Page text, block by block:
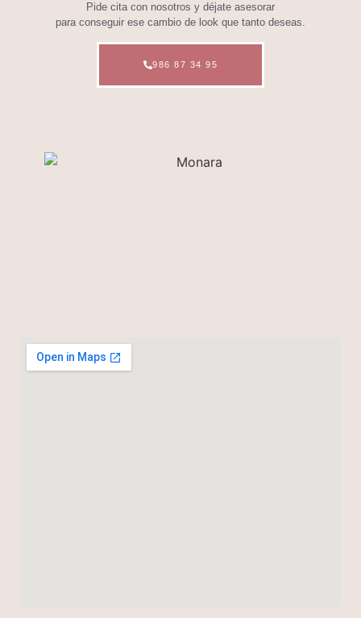
Pide cita con nosotros y déjate asesorar
para conseguir ese cambio de look que tanto deseas.
986 87 34 95